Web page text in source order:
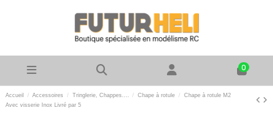
0
Accueil Accessoires Tringlerie, Chappes.... Chape à rotule
Chape à rotule M2
Avec visserie Inox Livré par 5